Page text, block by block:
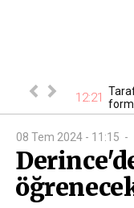
için kritik 12:21
08 Tem 2024 - 11:15 -